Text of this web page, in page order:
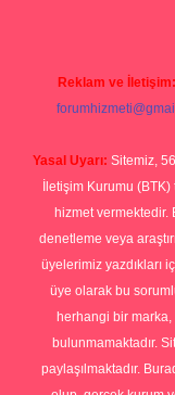
Reklam ve İletişim:
Yasal Uyarı: Sitemiz,
İletişim Kurumu
hizmet
denetleme veya
üyelerimiz yazdıkları
üye olarak bu
herhangi bir marka,
bulunmamaktadır.
paylaşılmaktadır.